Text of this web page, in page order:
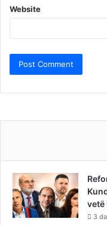
Website
vetë
3